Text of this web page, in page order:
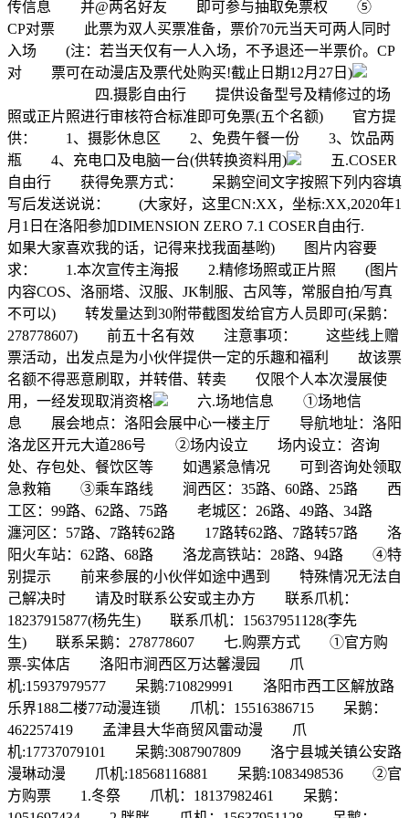
传信息 并@两名好友 即可参与抽取免票权 ⑤
CP对票 此票为双人买票准备，票价70元当天可两人同时
入场 (注：若当天仅有一人入场，不予退还一半票价。CP
对 票可在动漫店及票代处购买!截止日期12月27日)
四.摄影自由行 提供设备型号及精修过的场
照或正片照进行审核符合标准即可免票(五个名额) 官方提
供： 1、摄影休息区 2、免费午餐一份 3、饮品两
瓶 4、充电口及电脑一台(供转换资料用)
五.COSER
自由行 获得免票方式： 呆鹅空间文字按照下列内容填
写后发送说说： (大家好，这里CN:XX，坐标:XX,2020年1
月1日在洛阳参加DIMENSION ZERO 7.1 COSER自由行.
如果大家喜欢我的话，记得来找我面基哟) 图片内容要
求： 1.本次宣传主海报 2.精修场照或正片照 (图片
内容COS、洛丽塔、汉服、JK制服、古风等，常服自拍/写真
不可以) 转发量达到30附带截图发给官方人员即可(呆鹅：
278778607) 前五十名有效 注意事项： 这些线上赠
票活动，出发点是为小伙伴提供一定的乐趣和福利 故该票
名额不得恶意刷取，并转借、转卖 仅限个人本次漫展使
用，一经发现取消资格
六.场地信息 ①场地信
息 展会地点：洛阳会展中心一楼主厅 导航地址：洛阳
洛龙区开元大道286号 ②场内设立 场内设立：咨询
处、存包处、餐饮区等 如遇紧急情况 可到咨询处领取
急救箱 ③乘车路线 涧西区：35路、60路、25路 西
工区：99路、62路、75路 老城区：26路、49路、34路
瀍河区：57路、7路转62路 17路转62路、7路转57路 洛
阳火车站：62路、68路 洛龙高铁站：28路、94路 ④特
别提示 前来参展的小伙伴如途中遇到 特殊情况无法自
己解决时 请及时联系公安或主办方 联系爪机：
18237915877(杨先生) 联系爪机：15637951128(李先
生) 联系呆鹅：278778607 七.购票方式 ①官方购
票-实体店 洛阳市涧西区万达馨漫园 爪
机:15937979577 呆鹅:710829991 洛阳市西工区解放路
乐界188二楼77动漫连锁 爪机：15516386715 呆鹅：
462257419 孟津县大华商贸风雷动漫 爪
机:17737079101 呆鹅:3087907809 洛宁县城关镇公安路
漫琳动漫 爪机:18568116881 呆鹅:1083498536 ②官
方购票 1.冬祭 爪机：18137982461 呆鹅：